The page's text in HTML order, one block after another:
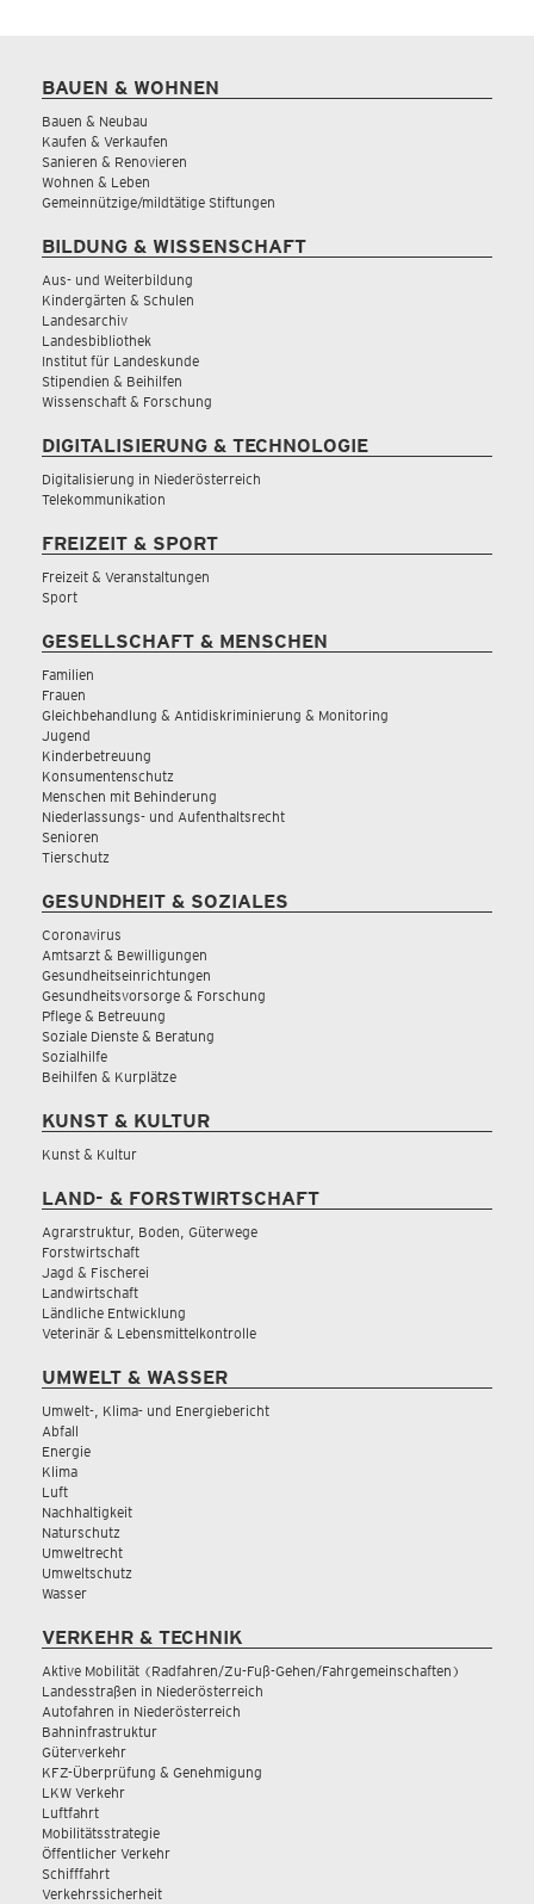
BAUEN & WOHNEN
Bauen & Neubau
Kaufen & Verkaufen
Sanieren & Renovieren
Wohnen & Leben
Gemeinnützige/mildtätige Stiftungen
BILDUNG & WISSENSCHAFT
Aus- und Weiterbildung
Kindergärten & Schulen
Landesarchiv
Landesbibliothek
Institut für Landeskunde
Stipendien & Beihilfen
Wissenschaft & Forschung
DIGITALISIERUNG & TECHNOLOGIE
Digitalisierung in Niederösterreich
Telekommunikation
FREIZEIT & SPORT
Freizeit & Veranstaltungen
Sport
GESELLSCHAFT & MENSCHEN
Familien
Frauen
Gleichbehandlung & Antidiskriminierung & Monitoring
Jugend
Kinderbetreuung
Konsumentenschutz
Menschen mit Behinderung
Niederlassungs- und Aufenthaltsrecht
Senioren
Tierschutz
GESUNDHEIT & SOZIALES
Coronavirus
Amtsarzt & Bewilligungen
Gesundheitseinrichtungen
Gesundheitsvorsorge & Forschung
Pflege & Betreuung
Soziale Dienste & Beratung
Sozialhilfe
Beihilfen & Kurplätze
KUNST & KULTUR
Kunst & Kultur
LAND- & FORSTWIRTSCHAFT
Agrarstruktur, Boden, Güterwege
Forstwirtschaft
Jagd & Fischerei
Landwirtschaft
Ländliche Entwicklung
Veterinär & Lebensmittelkontrolle
UMWELT & WASSER
Umwelt-, Klima- und Energiebericht
Abfall
Energie
Klima
Luft
Nachhaltigkeit
Naturschutz
Umweltrecht
Umweltschutz
Wasser
VERKEHR & TECHNIK
Aktive Mobilität (Radfahren/Zu-Fuß-Gehen/Fahrgemeinschaften)
Landesstraßen in Niederösterreich
Autofahren in Niederösterreich
Bahninfrastruktur
Güterverkehr
KFZ-Überprüfung & Genehmigung
LKW Verkehr
Luftfahrt
Mobilitätsstrategie
Öffentlicher Verkehr
Schifffahrt
Verkehrssicherheit